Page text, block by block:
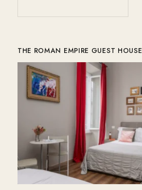
THE ROMAN EMPIRE GUEST HOUSE